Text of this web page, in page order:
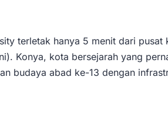
terletak hanya 5 menit dari pusat
Konya, kota bersejarah yang
budaya abad ke-13 dengan